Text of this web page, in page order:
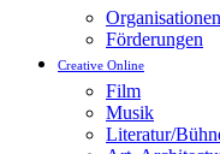
Förderungen
Creative Online
Film
Musik
Literatur/